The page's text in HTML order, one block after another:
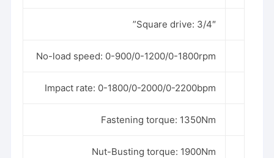
Square drive: 3/4″”
No-load speed: 0-900/0-1200/0-1800rpm
Impact rate: 0-1800/0-2000/0-2200bpm
Fastening torque: 1350Nm
Nut-Busting torque: 1900Nm